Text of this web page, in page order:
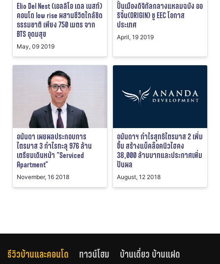
Elio Del Nest (เอลลิโอ เดล เนสท์)
คอนโด low rise ผสานชีวิตใกล้ชิด
ธรรมชาติ เพียง 750 เมตร จาก
BTS อุดมสุข
May, 09 2019
ปั้นเมืองดิจิทัลกลางแหลมฉบัง ออ
ริจิ้น(ORIGIN) ชู EEC โอกาส
ประเทศ
April, 19 2019
อนันดา เผยผลประกอบการ
ไตรมาส 3 กำไรทะลุ 976 ล้าน
เตรียมเดินหน้า “Serviced
Apartment”
November, 16 2018
อนันดาฯ กำไรสุทธิไตรมาส 2 เพิ่ม
ขึ้น สร้างแบ็คล็อคนิวไฮคง
38,000 ล้านบาทและประกาศเพิ่ม
ปันผล
August, 12 2018
รีวิวบ้านและคอนโด ทาวน์โฮม
บ้านเดี่ยว บ้านแฝด